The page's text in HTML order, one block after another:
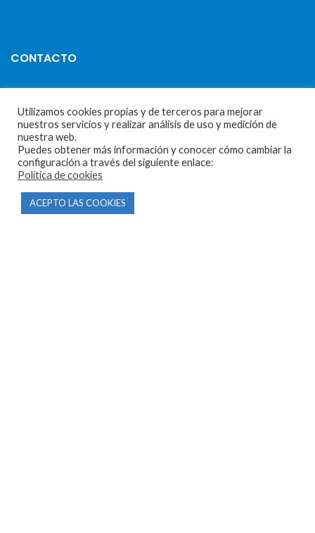
CONTACTO
Parque Empresarial Las Condas , Nave 1
05440 Piedralaves-Ávila
603 57 44 50
info@motorecambiosfldelhierro.com
Síguenos en Facebook
Síguenos en Instagram
Utilizamos cookies propias y de terceros para mejorar
nuestros servicios y realizar análisis de uso y medición de
nuestra web.
Puedes obtener más información y conocer cómo cambiar la
configuración a través del siguiente enlace:
Política de cookies
ACEPTO LAS COOKIES